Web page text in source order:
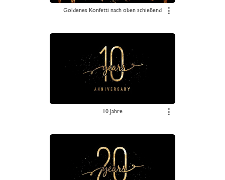
Goldenes Konfetti nach oben schießend ⋮
10 Jahre ⋮